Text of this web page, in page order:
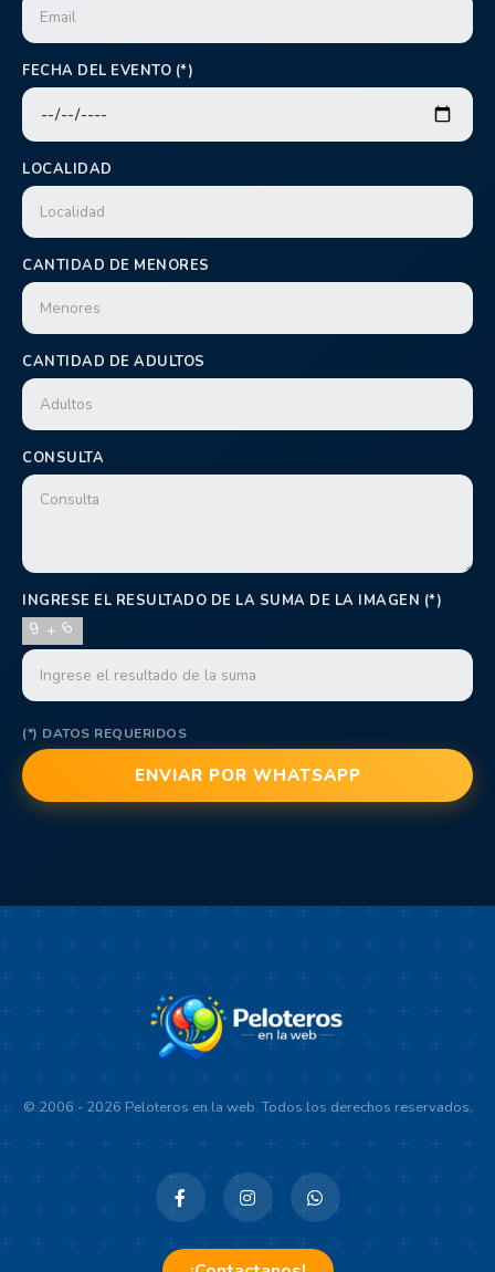
FECHA DEL EVENTO (*)
LOCALIDAD
CANTIDAD DE MENORES
CANTIDAD DE ADULTOS
CONSULTA
INGRESE EL RESULTADO DE LA SUMA DE LA IMAGEN (*)
(*) DATOS REQUERIDOS
© 2006 - 2026 Peloteros en la web. Todos los derechos reservados.